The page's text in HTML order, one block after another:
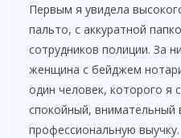
Первым я увидела
пальто, с аккуратной
сотрудников полиции. За
женщина с бейджем
один человек, которого я
спокойный, внимательный
профессиональную выучку.